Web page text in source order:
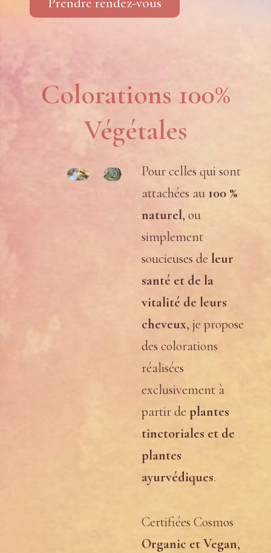
Colorations 100%
Végétales
Pour celles qui sont
attachées au 100 %
naturel, ou
simplement
soucieuses de leur
santé et de la
vitalité de leurs
cheveux, je propose
des colorations
réalisées
exclusivement à
partir de plantes
tinctoriales et de
plantes
ayurvédiques.
Certifiées Cosmos
Organic et Vegan,